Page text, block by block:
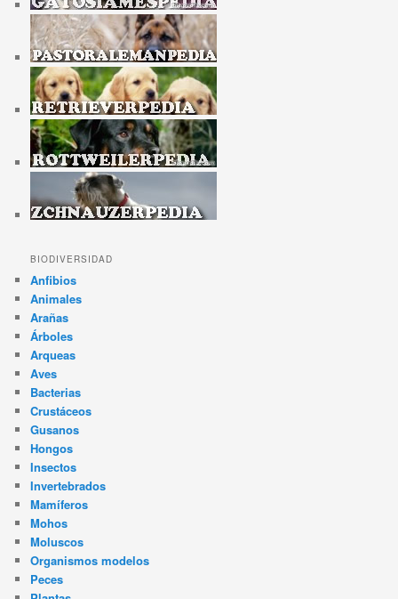
BIODIVERSIDAD
Anfibios
Animales
Arañas
Árboles
Arqueas
Aves
Bacterias
Crustáceos
Gusanos
Hongos
Insectos
Invertebrados
Mamíferos
Mohos
Moluscos
Organismos modelos
Peces